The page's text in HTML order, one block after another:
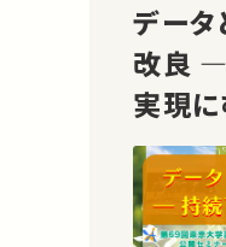
デー
改良
実現